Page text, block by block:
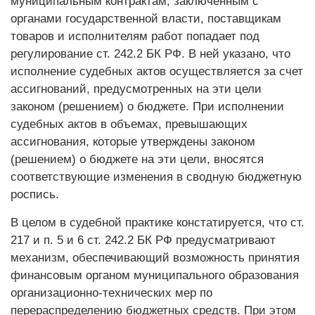
органами государственной власти, поставщикам
товаров и исполнителям работ попадает под
регулирование ст. 242.2 БК РФ. В ней указано, что
исполнение судебных актов осуществляется за счет
ассигнований, предусмотренных на эти цели
законом (решением) о бюджете. При исполнении
судебных актов в объемах, превышающих
ассигнования, которые утверждены законом
(решением) о бюджете на эти цели, вносятся
соответствующие изменения в сводную бюджетную
роспись.
В целом в судебной практике констатируется, что ст.
217 и п. 5 и 6 ст. 242.2 БК РФ предусматривают
механизм, обеспечивающий возможность принятия
финансовым органом муниципального образования
организационно-технических мер по
перераспределению бюджетных средств. При этом